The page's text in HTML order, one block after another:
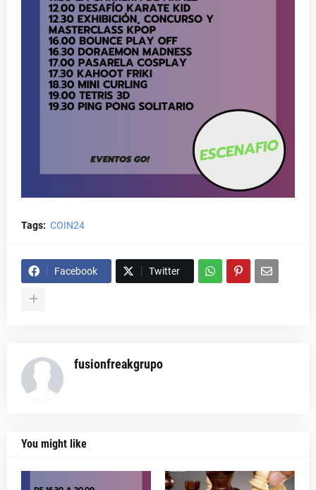
Tags: COIN24
Facebook Twitter
fusionfreakgrupo
You might like